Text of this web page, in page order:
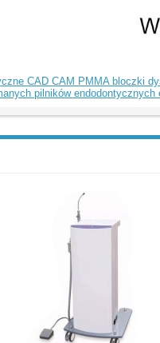
CAD CAM PMMA bloczki
pilników